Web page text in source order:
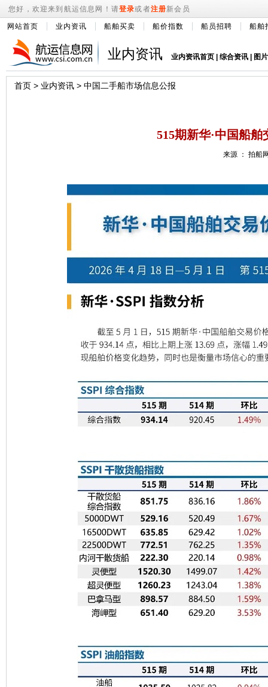
您好，欢迎来到航运信息网！请登录或者注册新会员
网站首页 业内资讯 船舶买卖 船价指数 船员招聘 船舶
业内资讯 业内资讯首页 综合资讯 图
首页 > 业内资讯 > 中国二手船市场信息公报
515期新华·中国船
来源 ： 拍船